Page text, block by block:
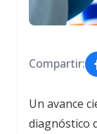
Compartir:
Un avance
diagnóstico